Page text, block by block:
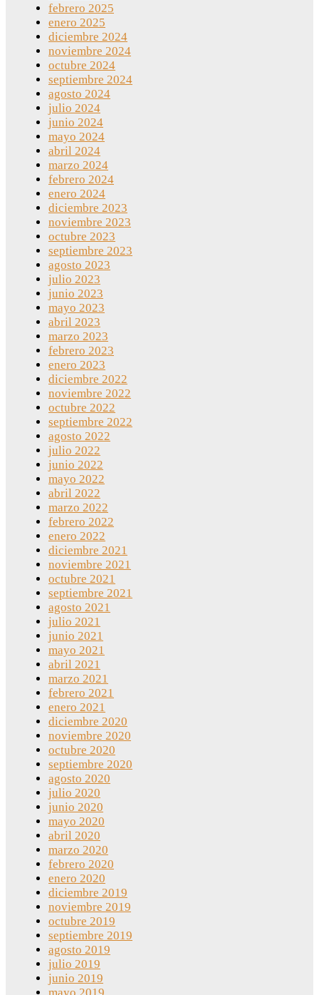
febrero 2025
enero 2025
diciembre 2024
noviembre 2024
octubre 2024
septiembre 2024
agosto 2024
julio 2024
junio 2024
mayo 2024
abril 2024
marzo 2024
febrero 2024
enero 2024
diciembre 2023
noviembre 2023
octubre 2023
septiembre 2023
agosto 2023
julio 2023
junio 2023
mayo 2023
abril 2023
marzo 2023
febrero 2023
enero 2023
diciembre 2022
noviembre 2022
octubre 2022
septiembre 2022
agosto 2022
julio 2022
junio 2022
mayo 2022
abril 2022
marzo 2022
febrero 2022
enero 2022
diciembre 2021
noviembre 2021
octubre 2021
septiembre 2021
agosto 2021
julio 2021
junio 2021
mayo 2021
abril 2021
marzo 2021
febrero 2021
enero 2021
diciembre 2020
noviembre 2020
octubre 2020
septiembre 2020
agosto 2020
julio 2020
junio 2020
mayo 2020
abril 2020
marzo 2020
febrero 2020
enero 2020
diciembre 2019
noviembre 2019
octubre 2019
septiembre 2019
agosto 2019
julio 2019
junio 2019